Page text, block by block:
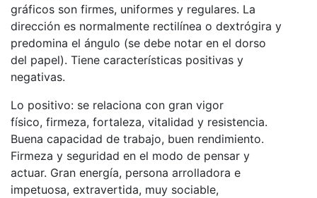
gráficos son firmes, uniformes y regulares. La
dirección es normalmente rectilínea o dextrógira y
predomina el ángulo (se debe notar en el dorso
del papel). Tiene características positivas y
negativas.
Lo positivo: se relaciona con gran vigor
físico, firmeza, fortaleza, vitalidad y resistencia.
Buena capacidad de trabajo, buen rendimiento.
Firmeza y seguridad en el modo de pensar y
actuar. Gran energía, persona arrolladora e
impetuosa, extravertida, muy sociable,